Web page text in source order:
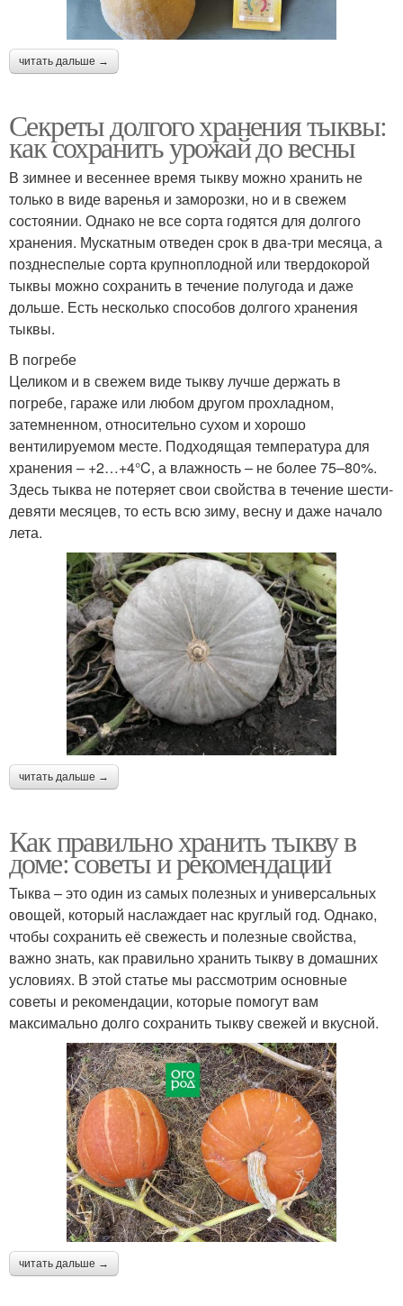
читать дальше →
Секреты долгого хранения тыквы:
как сохранить урожай до весны
В зимнее и весеннее время тыкву можно хранить не
только в виде варенья и заморозки, но и в свежем
состоянии. Однако не все сорта годятся для долгого
хранения. Мускатным отведен срок в два-три месяца, а
позднеспелые сорта крупноплодной или твердокорой
тыквы можно сохранить в течение полугода и даже
дольше. Есть несколько способов долгого хранения
тыквы.
В погребе
Целиком и в свежем виде тыкву лучше держать в
погребе, гараже или любом другом прохладном,
затемненном, относительно сухом и хорошо
вентилируемом месте. Подходящая температура для
хранения – +2…+4°C, а влажность – не более 75–80%.
Здесь тыква не потеряет свои свойства в течение шести-
девяти месяцев, то есть всю зиму, весну и даже начало
лета.
читать дальше →
Как правильно хранить тыкву в
доме: советы и рекомендации
Тыква – это один из самых полезных и универсальных
овощей, который наслаждает нас круглый год. Однако,
чтобы сохранить её свежесть и полезные свойства,
важно знать, как правильно хранить тыкву в домашних
условиях. В этой статье мы рассмотрим основные
советы и рекомендации, которые помогут вам
максимально долго сохранить тыкву свежей и вкусной.
читать дальше →